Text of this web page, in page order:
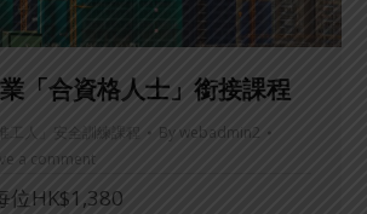
「合資格人士」銜接課程
工人」安全訓練課程 By webadmin2
a comment
位HK$1,380